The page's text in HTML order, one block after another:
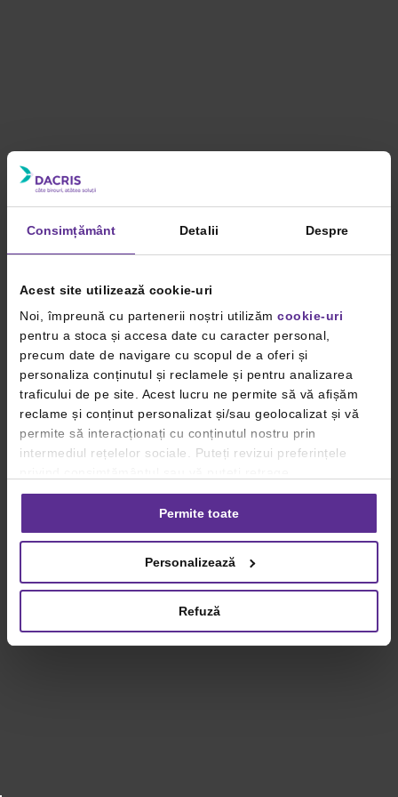
Consimțământ Detalii Despre
Acest site utilizează cookie-uri
Noi, împreună cu partenerii noștri utilizăm cookie-uri
pentru a stoca și accesa date cu caracter personal,
precum date de navigare cu scopul de a oferi și
personaliza conținutul și reclamele și pentru analizarea
traficului de pe site. Acest lucru ne permite să vă afișăm
reclame și conținut personalizat și/sau geolocalizat și vă
permite să interacționați cu conținutul nostru prin
intermediul rețelelor sociale. Puteți revizui preferințele
consimțământul oricând, făcând click pe linkul către
setările dvs. de cookie-uri.
privind utilizarea modulelor cookie.Detalii
Permite toate
Personalizează
Refuză